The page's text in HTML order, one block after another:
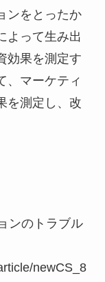
ンをとったか
よって生み出
効果を測定す
、マーケティ
を測定し、改
ンのトラブル
newCS_8